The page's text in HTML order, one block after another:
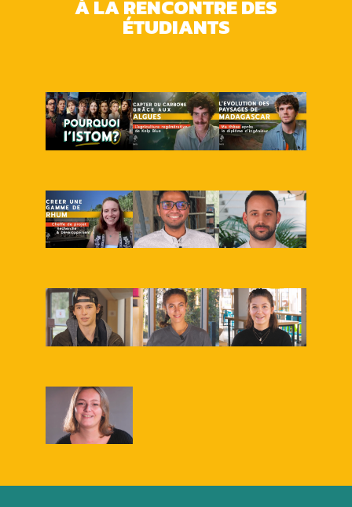
À LA RENCONTRE DES
ÉTUDIANTS